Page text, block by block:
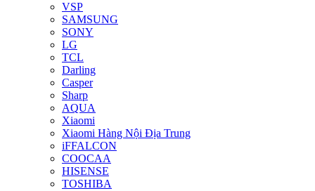
VSP
SAMSUNG
SONY
LG
TCL
Darling
Casper
Sharp
AQUA
Xiaomi
Xiaomi Hàng Nội Địa Trung
iFFALCON
COOCAA
HISENSE
TOSHIBA